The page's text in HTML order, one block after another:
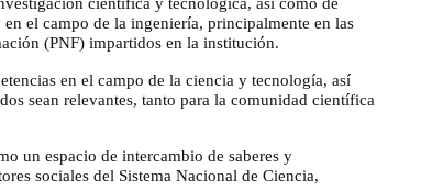
el campo de la ingeniería, principalmente en las
(PNF) impartidos en la institución.
en el campo de la ciencia y tecnología, así
sean relevantes, tanto para la comunidad científica
un espacio de intercambio de saberes y
sociales del Sistema Nacional de Ciencia,